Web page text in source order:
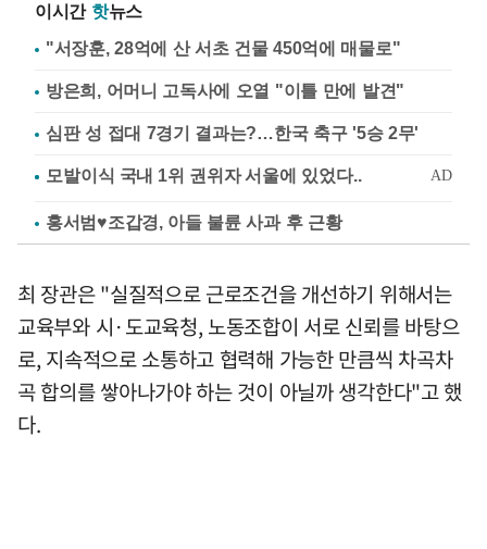
이시간 핫뉴스
"서장훈, 28억에 산 서초 건물 450억에 매물로"
방은희, 어머니 고독사에 오열 "이틀 만에 발견"
심판 성 접대 7경기 결과는?…한국 축구 '5승 2무'
홍서범♥조갑경, 아들 불륜 사과 후 근황
최 장관은 "실질적으로 근로조건을 개선하기 위해서는
교육부와 시·도교육청, 노동조합이 서로 신뢰를 바탕으
로, 지속적으로 소통하고 협력해 가능한 만큼씩 차곡차
곡 합의를 쌓아나가야 하는 것이 아닐까 생각한다"고 했
다.